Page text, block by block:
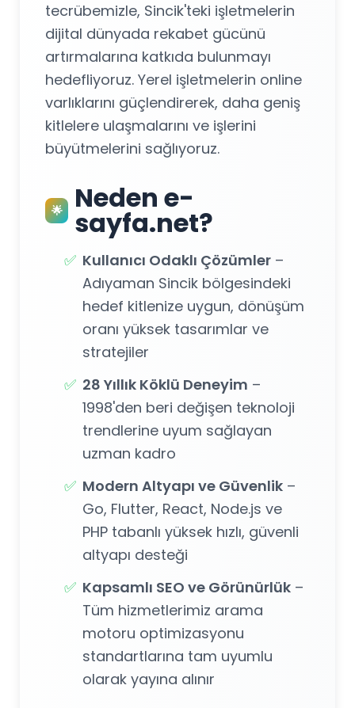
tecrübemizle, Sincik'teki işletmelerin
dijital dünyada rekabet gücünü
artırmalarına katkıda bulunmayı
hedefliyoruz. Yerel işletmelerin online
varlıklarını güçlendirerek, daha geniş
kitlelere ulaşmalarını ve işlerini
büyütmelerini sağlıyoruz.
🌟 Neden e-
sayfa.net?
✅ Kullanıcı Odaklı Çözümler –
Adıyaman Sincik bölgesindeki
hedef kitlenize uygun, dönüşüm
oranı yüksek tasarımlar ve
stratejiler
✅ 28 Yıllık Köklü Deneyim –
1998'den beri değişen teknoloji
trendlerine uyum sağlayan
uzman kadro
✅ Modern Altyapı ve Güvenlik –
Go, Flutter, React, Node.js ve
PHP tabanlı yüksek hızlı, güvenli
altyapı desteği
✅ Kapsamlı SEO ve Görünürlük –
Tüm hizmetlerimiz arama
motoru optimizasyonu
standartlarına tam uyumlu
olarak yayına alınır